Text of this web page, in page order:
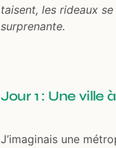
taisent, les rideaux
surprenante.
Jour 1 : Une ville
J’imaginais une